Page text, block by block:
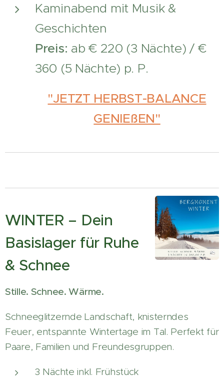
Kaminabend mit Musik &
Geschichten
Preis: ab € 220 (3 Nächte) / €
360 (5 Nächte) p. P.
"JETZT HERBST-BALANCE
GENIEßEN"
WINTER – Dein
Basislager für Ruhe
& Schnee
Stille. Schnee. Wärme.
Schneeglitzernde Landschaft, knisterndes
Feuer, entspannte Wintertage im Tal. Perfekt für
Paare, Familien und Freundesgruppen.
3 Nächte inkl. Frühstück